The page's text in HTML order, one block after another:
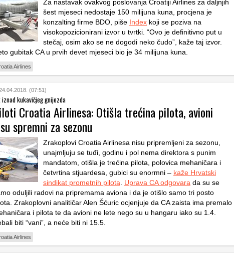
Za nastavak ovakvog poslovanja Croatiji Airlines za daljnjih
šest mjeseci nedostaje 150 milijuna kuna, procjena je
konzalting firme BDO, piše Index koji se poziva na
visokopozicionirani izvor u tvrtki. “Ovo je definitivno put u
stečaj, osim ako se ne dogodi neko čudo”, kaže taj izvor.
gubitak CA u prvih devet mjeseci bio je 34 milijuna kuna.
Airlines
(07:51)
iznad kukavičjeg gnijezda
Croatia Airlinesa: Otišla trećina pilota, avioni
spremni za sezonu
Zrakoplovi Croatia Airlinesa nisu pripremljeni za sezonu,
unajmljuju se tuđi, godinu i pol nema direktora s punim
mandatom, otišla je trećina pilota, polovica mehaničara i
četvrtina stjuardesa, gubici su enormni – kaže Hrvatski
sindikat prometnih pilota
Uprava CA odgovara da su se
oduljili radovi na pripremama aviona i da je otišlo samo tri posto
Zrakoplovni analitičar Alen Šćuric ocjenjuje da CA zaista ima premalo
i pilota te da avioni ne lete nego su u hangaru iako su 1.4.
biti “vani”, a neće biti ni 15.5.
Airlines